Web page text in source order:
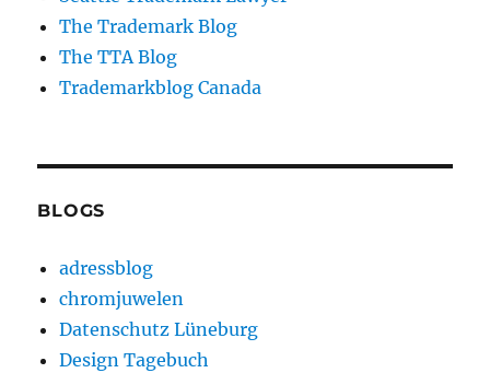
The Trademark Blog
The TTA Blog
Trademarkblog Canada
BLOGS
adressblog
chromjuwelen
Datenschutz Lüneburg
Design Tagebuch